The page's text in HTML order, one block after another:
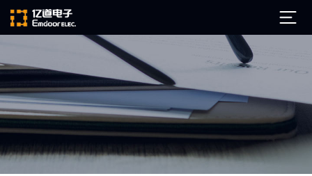
公司简介
发展历程
企业文化
ARM